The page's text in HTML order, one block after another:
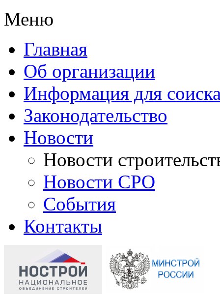
Меню
Главная
Об организации
Информация для
Законодательство
Новости
Новости
Новости СРО
События
Контакты